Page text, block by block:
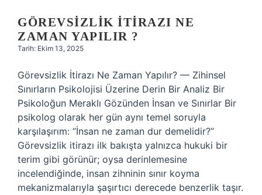
GÖREVSIZLIK ITIRAZI NE
ZAMAN YAPILIR ?
Tarih: Ekim 13, 2025
Görevsizlik İtirazı Ne Zaman Yapılır? — Zihinsel
Sınırların Psikolojisi Üzerine Derin Bir Analiz Bir
Psikoloğun Meraklı Gözünden İnsan ve Sınırlar Bir
psikolog olarak her gün aynı temel soruyla
karşılaşırım: “İnsan ne zaman dur demelidir?”
Görevsizlik itirazı ilk bakışta yalnızca hukuki bir
terim gibi görünür; oysa derinlemesine
incelendiğinde, insan zihninin sınır koyma
mekanizmalarıyla şaşırtıcı derecede benzerlik taşır.